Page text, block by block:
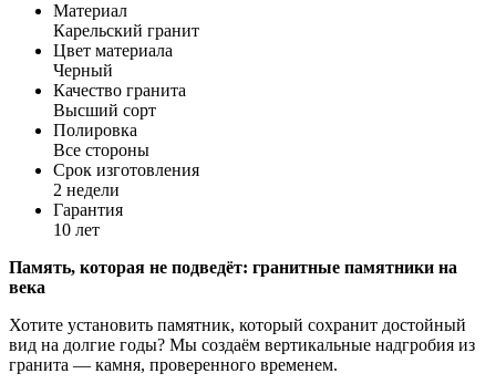
Материал
Карельский гранит
Цвет материала
Черный
Качество гранита
Высший сорт
Полировка
Все стороны
Срок изготовления
2 недели
Гарантия
10 лет
Память, которая не подведёт: гранитные памятники на
века
Хотите установить памятник, который сохранит достойный
вид на долгие годы? Мы создаём вертикальные надгробия из
гранита — камня, проверенного временем.